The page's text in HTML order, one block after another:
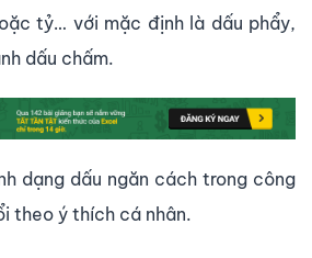
tỷ… với mặc định là dấu phẩy,
dấu chấm.
dạng dấu ngăn cách trong công
theo ý thích cá nhân.